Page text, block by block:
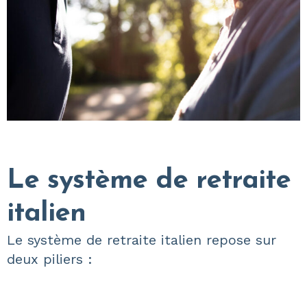
Le système de retraite
italien
Le système de retraite italien repose sur
deux piliers :